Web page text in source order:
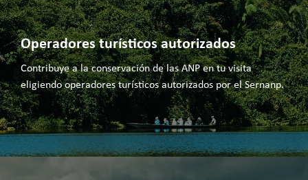
Operadores turísticos autorizados
Contribuye a la conservación de las ANP en tu visita
eligiendo operadores turísticos autorizados por el Sernanp.